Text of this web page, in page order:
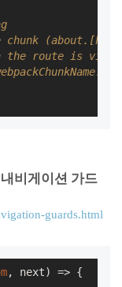
chunk
the route is
비게이션 가드
guards.html
, next) => {